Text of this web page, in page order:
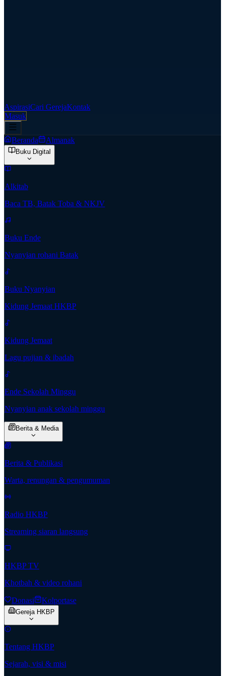
AspirasiCari GerejaKontak
Masuk
Beranda Almanak
Buku Digital
Alkitab
Baca TB, Batak Toba & NKJV
Buku Ende
Nyanyian rohani Batak
Buku Nyanyian
Kidung Jemaat HKBP
Kidung Jemaat
Lagu pujian & ibadah
Ende Sekolah Minggu
Nyanyian anak sekolah minggu
Berita & Media
Berita & Publikasi
Warta, renungan & pengumuman
Radio HKBP
Streaming siaran langsung
HKBP TV
Khotbah & video rohani
Donasi Kolportase
Gereja HKBP
Tentang HKBP
Sejarah, visi & misi